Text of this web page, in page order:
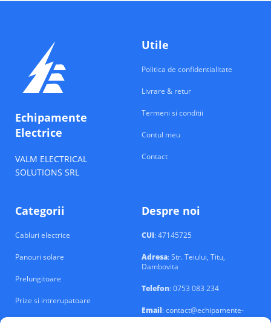
Echipamente
Electrice
VALM ELECTRICAL
SOLUTIONS SRL
Utile
Politica de confidentialitate
Livrare & retur
Termeni si conditii
Contul meu
Contact
Categorii
Cabluri electrice
Panouri solare
Prelungitoare
Prize si intrerupatoare
Despre noi
CUI: 47145725
Adresa: Str. Teiului, Titu,
Dambovita
Telefon: 0753 083 234
Email: contact@echipamente-
electrice.ro